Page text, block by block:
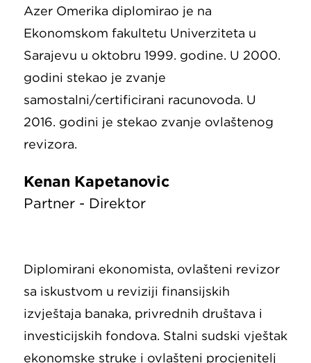
Azer Omerika diplomirao je na
Ekonomskom fakultetu Univerziteta u
Sarajevu u oktobru 1999. godine. U 2000.
godini stekao je zvanje
samostalni/certificirani računovođa. U
2016. godini je stekao zvanje ovlaštenog
revizora.
Kenan Kapetanović
Partner - Direktor
Diplomirani ekonomista, ovlašteni revizor
sa iskustvom u reviziji finansijskih
izvještaja banaka, privrednih društava i
investicijskih fondova. Stalni sudski vještak
ekonomske struke i ovlašteni procjenitelj